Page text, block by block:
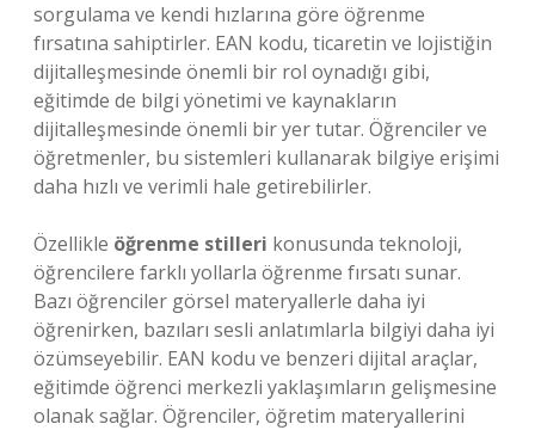
sorgulama ve kendi hızlarına göre öğrenme
fırsatına sahiptirler. EAN kodu, ticaretin ve lojistiğin
dijitalleşmesinde önemli bir rol oynadığı gibi,
eğitimde de bilgi yönetimi ve kaynakların
dijitalleşmesinde önemli bir yer tutar. Öğrenciler ve
öğretmenler, bu sistemleri kullanarak bilgiye erişimi
daha hızlı ve verimli hale getirebilirler.
Özellikle öğrenme stilleri konusunda teknoloji,
öğrencilere farklı yollarla öğrenme fırsatı sunar.
Bazı öğrenciler görsel materyallerle daha iyi
öğrenirken, bazıları sesli anlatımlarla bilgiyi daha iyi
özümseyebilir. EAN kodu ve benzeri dijital araçlar,
eğitimde öğrenci merkezli yaklaşımların gelişmesine
olanak sağlar. Öğrenciler, öğretim materyallerini